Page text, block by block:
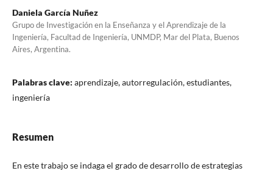
Daniela García Nuñez
Grupo de Investigación en la Enseñanza y el Aprendizaje de la
Ingeniería, Facultad de Ingeniería, UNMDP, Mar del Plata, Buenos
Aires, Argentina.
Palabras clave: aprendizaje, autorregulación, estudiantes,
ingeniería
Resumen
En este trabajo se indaga el grado de desarrollo de estrategias